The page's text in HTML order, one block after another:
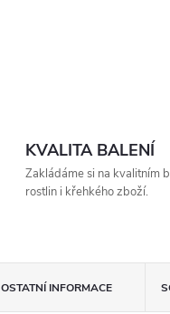
KVALITA BALENÍ
Zakládáme si na kvalitním
rostlin i křehkého zboží.
OSTATNÍ INFORMACE